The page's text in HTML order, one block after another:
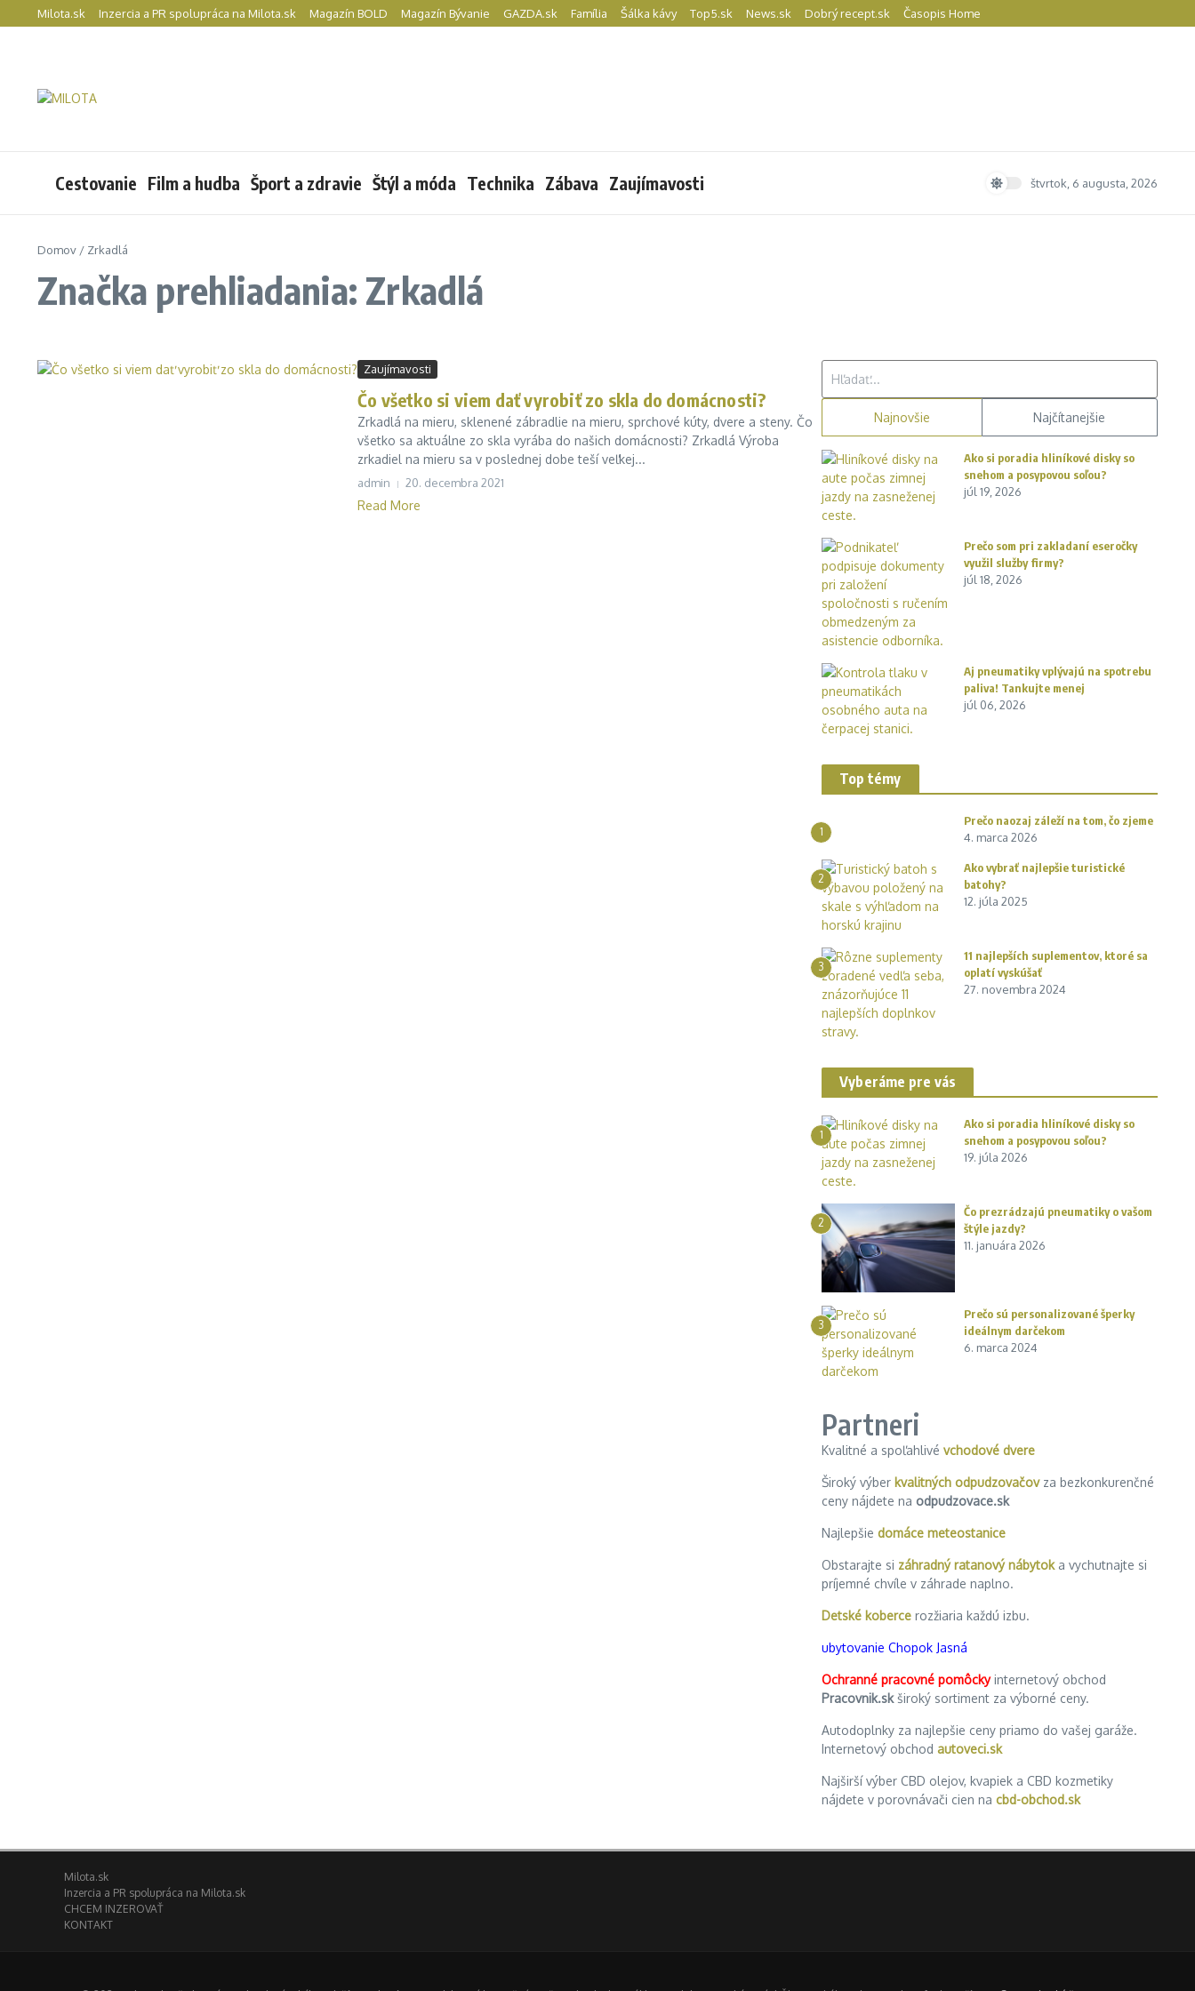
Preskočiť na obsah
Milota.sk Inzercia a PR spolupráca na Milota.sk Magazín BOLD Magazín Bývanie GAZDA.sk Família Šálka kávy Top5.sk News.sk Dobrý recept.sk Časopis Home
Cestovanie Film a hudba Šport a zdravie Štýl a móda Technika Zábava Zaujímavosti štvrtok, 6 augusta, 2026
Domov / Zrkadlá
Značka prehliadania: Zrkadlá
Zaujímavosti
Čo všetko si viem dať vyrobiť zo skla do domácnosti?
Zrkadlá na mieru, sklenené zábradlie na mieru, sprchové kúty, dvere a steny. Čo
všetko sa aktuálne zo skla vyrába do našich domácnosti? Zrkadlá Výroba
zrkadiel na mieru sa v poslednej dobe teší veľkej...
admin 20. decembra 2021
Read More
Najnovšie Najčítanejšie
Ako si poradia hliníkové disky so
snehom a posypovou soľou?
júl 19, 2026
Prečo som pri zakladaní eseročky
využil služby firmy?
júl 18, 2026
Aj pneumatiky vplývajú na spotrebu
paliva! Tankujte menej
júl 06, 2026
Top témy
1
Prečo naozaj záleží na tom, čo zjeme
4. marca 2026
2
Ako vybrať najlepšie turistické
batohy?
12. júla 2025
3
11 najlepších suplementov, ktoré sa
oplatí vyskúšať
27. novembra 2024
Vyberáme pre vás
1
Ako si poradia hliníkové disky so
snehom a posypovou soľou?
19. júla 2026
2
Čo prezrádzajú pneumatiky o vašom
štýle jazdy?
11. januára 2026
3
Prečo sú personalizované šperky
ideálnym darčekom
6. marca 2024
Partneri
Kvalitné a spoľahlivé vchodové dvere
Široký výber kvalitných odpudzovačovza bezkonkurenčné
ceny nájdete na odpudzovace.sk
Najlepšie domáce meteostanice
Obstarajte si záhradný ratanový nábytoka vychutnajte si
príjemné chvíle v záhrade naplno.
Detské koberce rozžiaria každú izbu.
ubytovanie Chopok Jasná
Ochranné pracovné pomôckyinternetový obchod
Pracovnik.skširoký sortiment za výborné ceny.
Autodoplnky za najlepšie ceny priamo do vašej garáže.
Internetový obchod autoveci.sk
Najširší výber CBD olejov, kvapiek a CBD kozmetiky
nájdete v porovnávači cien na cbd-obchod.sk
Milota.sk
Inzercia a PR spolupráca na Milota.sk
CHCEM INZEROVAŤ
KONTAKT